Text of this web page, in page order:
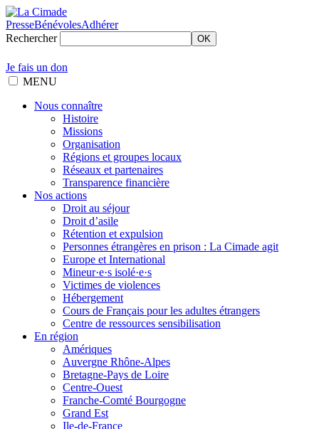
PresseBénévolesAdhérer
Rechercher
OK
Je fais un don
MENU
Nous connaître
Histoire
Missions
Organisation
Régions et groupes locaux
Réseaux et partenaires
Transparence financière
Nos actions
Droit au séjour
Droit d’asile
Rétention et expulsion
Personnes étrangères en prison : La Cimade agit
Europe et International
Mineur·e·s isolé·e·s
Victimes de violences
Hébergement
Cours de Français pour les adultes étrangers
Centre de ressources sensibilisation
En région
Amériques
Auvergne Rhône-Alpes
Bretagne-Pays de Loire
Centre-Ouest
Franche-Comté Bourgogne
Grand Est
Ile-de-France